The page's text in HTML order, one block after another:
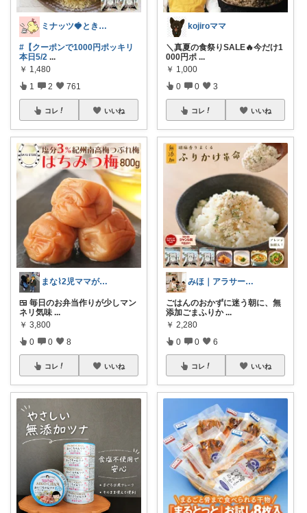
ミナッツ🍓ときめきL!FE💎
#【クーポンで1000円ポッキリ
本日5/2 ...
￥ 1,480
1 2 761
コレ いいね
まな⌇2児ママが目指すゆとりある暮らし
🍱 毎日のお弁当作りが少しマン
ネリ気味 ...
￥ 3,800
0 0 8
コレ いいね
kojiroママ
＼真夏の食祭りSALE🔥今だけ1
000円ポ ...
￥ 1,000
0 0 3
コレ いいね
みほ｜アラサー主婦｜共働き｜2児育児中
ごはんのおかずに迷う朝に、無
添加ごまふりか ...
￥ 2,280
0 0 6
コレ いいね